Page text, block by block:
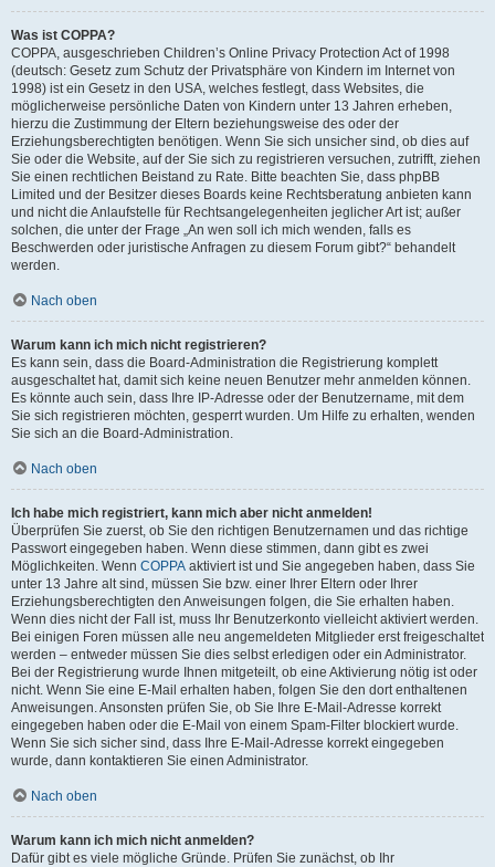
Was ist COPPA?
COPPA, ausgeschrieben Children’s Online Privacy Protection Act of 1998
(deutsch: Gesetz zum Schutz der Privatsphäre von Kindern im Internet von
1998) ist ein Gesetz in den USA, welches festlegt, dass Websites, die
möglicherweise persönliche Daten von Kindern unter 13 Jahren erheben,
hierzu die Zustimmung der Eltern beziehungsweise des oder der
Erziehungsberechtigten benötigen. Wenn Sie sich unsicher sind, ob dies auf
Sie oder die Website, auf der Sie sich zu registrieren versuchen, zutrifft, ziehen
Sie einen rechtlichen Beistand zu Rate. Bitte beachten Sie, dass phpBB
Limited und der Besitzer dieses Boards keine Rechtsberatung anbieten kann
und nicht die Anlaufstelle für Rechtsangelegenheiten jeglicher Art ist; außer
solchen, die unter der Frage „An wen soll ich mich wenden, falls es
Beschwerden oder juristische Anfragen zu diesem Forum gibt?“ behandelt
werden.
Nach oben
Warum kann ich mich nicht registrieren?
Es kann sein, dass die Board-Administration die Registrierung komplett
ausgeschaltet hat, damit sich keine neuen Benutzer mehr anmelden können.
Es könnte auch sein, dass Ihre IP-Adresse oder der Benutzername, mit dem
Sie sich registrieren möchten, gesperrt wurden. Um Hilfe zu erhalten, wenden
Sie sich an die Board-Administration.
Nach oben
Ich habe mich registriert, kann mich aber nicht anmelden!
Überprüfen Sie zuerst, ob Sie den richtigen Benutzernamen und das richtige
Passwort eingegeben haben. Wenn diese stimmen, dann gibt es zwei
Möglichkeiten. Wenn COPPA aktiviert ist und Sie angegeben haben, dass Sie
unter 13 Jahre alt sind, müssen Sie bzw. einer Ihrer Eltern oder Ihrer
Erziehungsberechtigten den Anweisungen folgen, die Sie erhalten haben.
Wenn dies nicht der Fall ist, muss Ihr Benutzerkonto vielleicht aktiviert werden.
Bei einigen Foren müssen alle neu angemeldeten Mitglieder erst freigeschaltet
werden – entweder müssen Sie dies selbst erledigen oder ein Administrator.
Bei der Registrierung wurde Ihnen mitgeteilt, ob eine Aktivierung nötig ist oder
nicht. Wenn Sie eine E-Mail erhalten haben, folgen Sie den dort enthaltenen
Anweisungen. Ansonsten prüfen Sie, ob Sie Ihre E-Mail-Adresse korrekt
eingegeben haben oder die E-Mail von einem Spam-Filter blockiert wurde.
Wenn Sie sich sicher sind, dass Ihre E-Mail-Adresse korrekt eingegeben
wurde, dann kontaktieren Sie einen Administrator.
Nach oben
Warum kann ich mich nicht anmelden?
Dafür gibt es viele mögliche Gründe. Prüfen Sie zunächst, ob Ihr